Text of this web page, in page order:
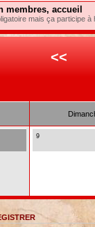
membres, accueil
mais ça participe à
<<
9